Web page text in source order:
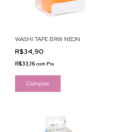
WASHI TAPE BRW NEON
R$34,90
R$33,16 com Pix